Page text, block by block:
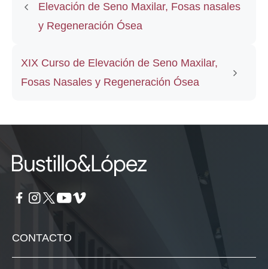
Elevación de Seno Maxilar, Fosas nasales
y Regeneración Ósea
XIX Curso de Elevación de Seno Maxilar,
Fosas Nasales y Regeneración Ósea
CONTACTO